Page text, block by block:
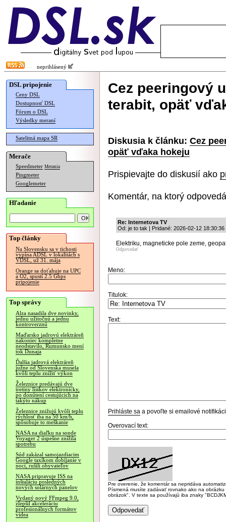
neprihlásený
DSL pripojenie
Ceny DSL
Dostupnosť DSL
Fórum o DSL
Výsledky meraní
Satelitná mapa SR
Merače
Speedmeter Merania
Pingmeter
Googlemeter
Hľadanie
Top články
Na Slovensku sa v tichosti
vypína ADSL v lokalitách s
VDSL, už 31. mája
Orange sa doťahuje na UPC
a O2, spustí 2.5 Gbps
pripojenie
Top správy
Alza nasadila dve novinky,
jednu užitočnú a jednu
kontroverznú
Maďarsko jadrovú elektráreň
nakoniec kompletne
neodstavilo, Rumunsko mení
tok Dunaja
Ďalšia jadrová elektráreň
južne od Slovenska musela
kvôli teplu znížiť výkon
Železnice predávajú dve
tretiny lístkov elektronicky,
po donútení cestujúcich na
takýto nákup
Železnice znižujú kvôli teplu
rýchlosť iba na 50 km/h,
spôsobuje to meškanie
NASA na diaľku na sonde
Voyager 2 úspešne znížila
spotrebu
Súd zakázal samojazdiacim
Google taxíkom dobíjanie v
noci, rušili obyvateľov
NASA pripravuje ISS na
inštaláciu posledných
nových solárnych panelov
Vydaný nový FFmpeg 9.0,
zlepšil akceleráciu
profesionálnych formátov
videa
Cez peeringový
terabit, opäť
Diskusia k článku: Cez
opäť vďaka hokeju
Prispievajte do diskusií ako
Komentár, na ktorý
Re: Internetova TV
Od: je to tak | Pridané: 2026-02-12 18:30:36
Elektriku, magneticke pole zeme,
Odpovedať
Meno:
Titulok:
Text:
Prihláste sa a povoľte si emailové
Overovací text:
Pre overenie, že komentár sa nepridáva
Písmená musíte zadávať rovnako ako na
obrázok". V texte sa používajú iba znaky